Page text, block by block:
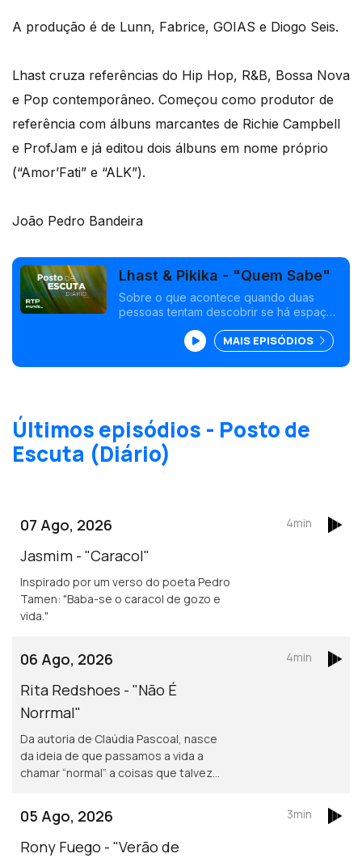
A produção é de Lunn, Fabrice, GOIAS e Diogo Seis.
Lhast cruza referências do Hip Hop, R&B, Bossa Nova
e Pop contemporâneo. Começou como produtor de
referência com álbuns marcantes de Richie Campbell
e ProfJam e já editou dois álbuns em nome próprio
(“Amor’Fati” e “ALK”).
João Pedro Bandeira
Lhast & Pikika - "Quem Sabe"
Sobre o que acontece quando duas
pessoas tentam descobrir se há espaço
MAIS EPISÓDIOS
Últimos episódios - Posto de
Escuta (Diário)
07 Ago, 2026
Jasmim - "Caracol"
Inspirado por um verso do poeta Pedro
Tamen: "Baba-se o caracol de gozo e
vida."
4min
06 Ago, 2026
Rita Redshoes - "Não É
Norrmal"
Da autoria de Claúdia Pascoal, nasce
da ideia de que passamos a vida a
chamar “normal” a coisas que talvez
4min
05 Ago, 2026
Rony Fuego - "Verão de
3min